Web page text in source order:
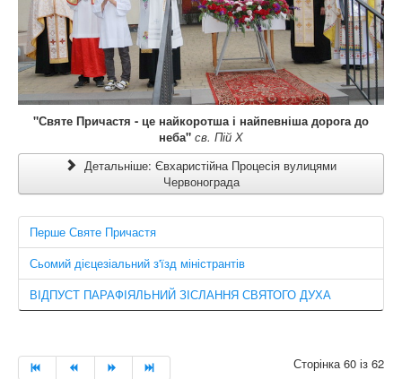
"Святе Причастя - це найкоротша і найпевніша дорога до
неба" св. Пій Х
Детальніше: Євхаристійна Процесія вулицями
Червонограда
Перше Святе Причастя
Сьомий дієцезіальний з'їзд міністрантів
ВІДПУСТ ПАРАФІЯЛЬНИЙ ЗІСЛАННЯ СВЯТОГО ДУХА
Сторінка 60 із 62